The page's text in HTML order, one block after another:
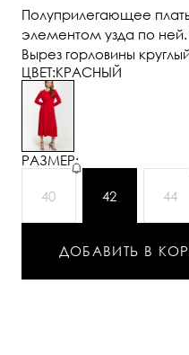
Полуприлегающее
элементом узда по ней.
Вырез горловины
ЦВЕТ:КРАСНЫЙ
РАЗМЕР:
40 42 44
ДОБАВИТЬ В